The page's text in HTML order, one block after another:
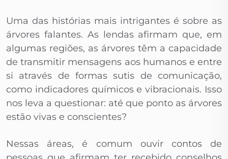
Uma das histórias mais intrigantes é sobre as
árvores falantes. As lendas afirmam que, em
algumas regiões, as árvores têm a capacidade
de transmitir mensagens aos humanos e entre
si através de formas sutis de comunicação,
como indicadores químicos e vibracionais. Isso
nos leva a questionar: até que ponto as árvores
estão vivas e conscientes?
Nessas áreas, é comum ouvir contos de